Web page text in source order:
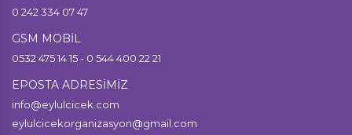
0 242 334 07 47
GSM MOBİL
0532 475 14 15 - 0 544 400 22 21
EPOSTA ADRESİMİZ
info@eylulcicek.com
eylulcicekorganizasyon@gmail.com